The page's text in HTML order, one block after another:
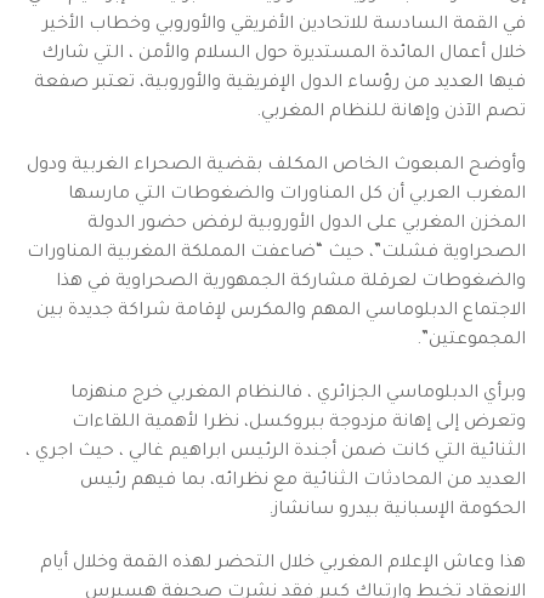
في القمة السادسة للاتحادين الأفريقي والأوروبي وخطاب الأخير
خلال أعمال المائدة المستديرة حول السلام والأمن ، التي شارك
فيها العديد من رؤساء الدول الإفريقية والأوروبية، تعتبر صفعة
تصم الآذن وإهانة للنظام المغربي.
وأوضح المبعوث الخاص المكلف بقضية الصحراء الغربية ودول
المغرب العربي أن كل المناورات والضغوطات التي مارسها
المخزن المغربي على الدول الأوروبية لرفض حضور الدولة
الصحراوية فشلت”، حيث “ضاعفت المملكة المغربية المناورات
والضغوطات لعرقلة مشاركة الجمهورية الصحراوية في هذا
الاجتماع الدبلوماسي المهم والمكرس لإقامة شراكة جديدة بين
المجموعتين”.
وبرأي الدبلوماسي الجزائري ، فالنظام المغربي خرج منهزما
وتعرض إلى إهانة مزدوجة ببروكسل، نظرا لأهمية اللقاءات
الثنائية التي كانت ضمن أجندة الرئيس ابراهيم غالي ، حيث اجري ،
العديد من المحادثات الثنائية مع نظرائه، بما فيهم رئيس
الحكومة الإسبانية بيدرو سانشاز.
هذا وعاش الإعلام المغربي خلال التحضر لهذه القمة وخلال أيام
الانعقاد تخبط وارتباك كبير فقد نشرت صحيفة هسبرس